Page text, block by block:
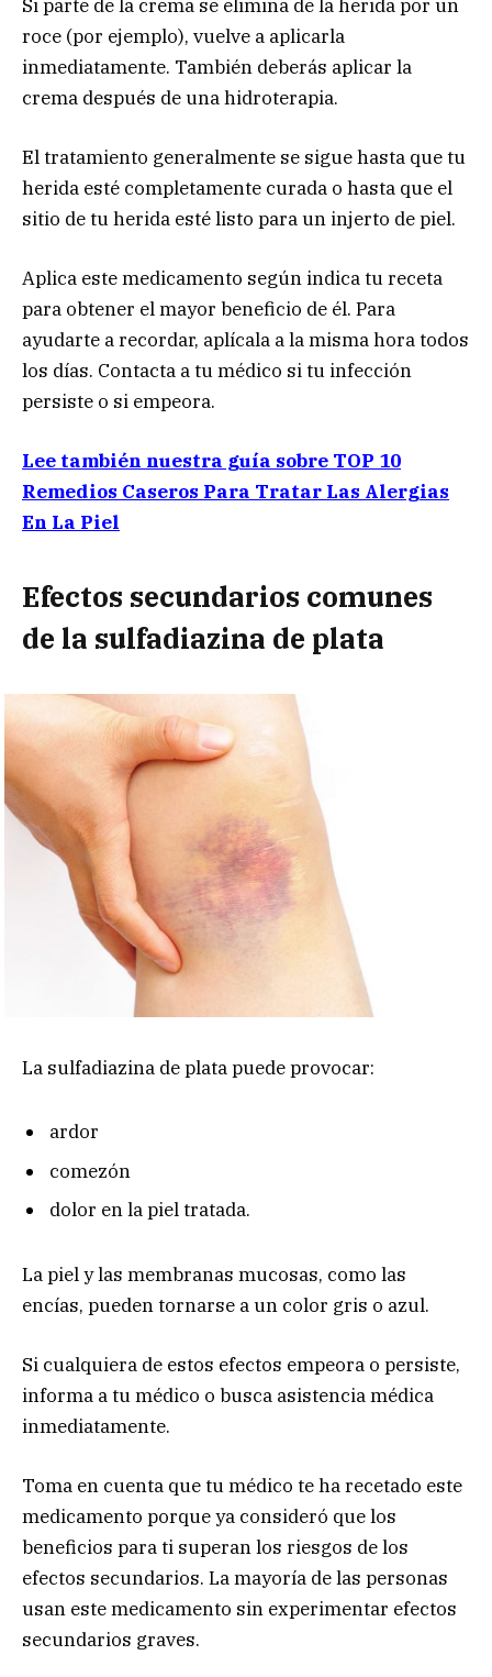
Si parte de la crema se elimina de la herida por un
roce (por ejemplo), vuelve a aplicarla
inmediatamente. También deberás aplicar la
crema después de una hidroterapia.
El tratamiento generalmente se sigue hasta que tu
herida esté completamente curada o hasta que el
sitio de tu herida esté listo para un injerto de piel.
Aplica este medicamento según indica tu receta
para obtener el mayor beneficio de él. Para
ayudarte a recordar, aplícala a la misma hora todos
los días. Contacta a tu médico si tu infección
persiste o si empeora.
Lee también nuestra guía sobre TOP 10
Remedios Caseros Para Tratar Las Alergias
En La Piel
Efectos secundarios comunes
de la sulfadiazina de plata
La sulfadiazina de plata puede provocar:
ardor
comezón
dolor en la piel tratada.
La piel y las membranas mucosas, como las
encías, pueden tornarse a un color gris o azul.
Si cualquiera de estos efectos empeora o persiste,
informa a tu médico o busca asistencia médica
inmediatamente.
Toma en cuenta que tu médico te ha recetado este
medicamento porque ya consideró que los
beneficios para ti superan los riesgos de los
efectos secundarios. La mayoría de las personas
usan este medicamento sin experimentar efectos
secundarios graves.